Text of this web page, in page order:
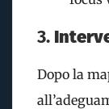
3.
Dopo la